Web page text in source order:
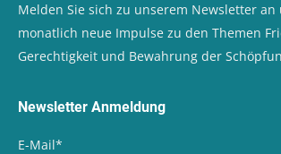
Melden Sie sich zu unserem Newsletter
monatlich neue Impulse zu den Themen
Gerechtigkeit und Bewahrung der
Newsletter Anmeldung
E-Mail*